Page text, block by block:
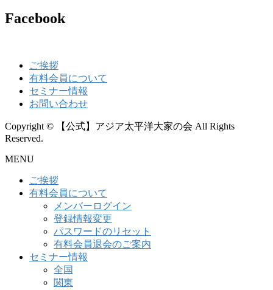
Facebook
ご挨拶
有料会員について
セミナー情報
お問い合わせ
Copyright © 【公式】アジア太平洋大家の会 All Rights
Reserved.
MENU
ご挨拶
有料会員について
メンバーログイン
登録情報変更
パスワードのリセット
有料会員退会のご案内
セミナー情報
全国
関東